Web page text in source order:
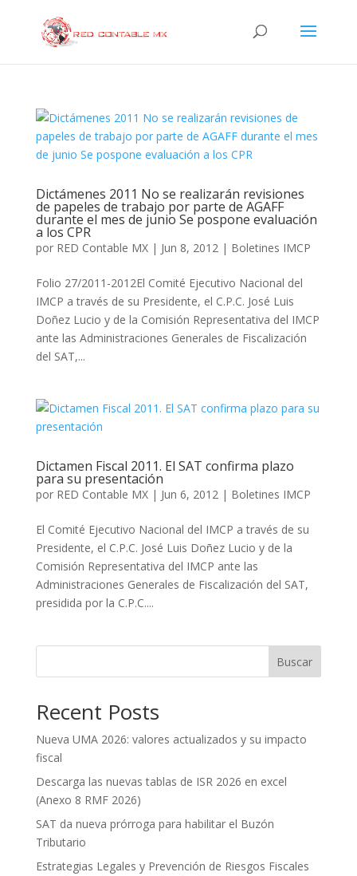
Dictámenes 2011 No se realizarán revisiones
de papeles de trabajo por parte de AGAFF
durante el mes de junio Se pospone evaluación
a los CPR
por RED Contable MX| Jun 8, 2012| Boletines IMCP
Folio 27/2011-2012El Comité Ejecutivo Nacional del
IMCP a través de su Presidente, el C.P.C. José Luis
Doñez Lucio y de la Comisión Representativa del IMCP
ante las Administraciones Generales de Fiscalización
del SAT,...
Dictamen Fiscal 2011. El SAT confirma plazo
para su presentación
por RED Contable MX| Jun 6, 2012| Boletines IMCP
El Comité Ejecutivo Nacional del IMCP a través de su
Presidente, el C.P.C. José Luis Doñez Lucio y de la
Comisión Representativa del IMCP ante las
Administraciones Generales de Fiscalización del SAT,
presidida por la C.P.C....
Buscar
Recent Posts
Nueva UMA 2026: valores actualizados y su impacto
fiscal
Descarga las nuevas tablas de ISR 2026 en excel
(Anexo 8 RMF 2026)
SAT da nueva prórroga para habilitar el Buzón
Tributario
Estrategias Legales y Prevención de Riesgos Fiscales